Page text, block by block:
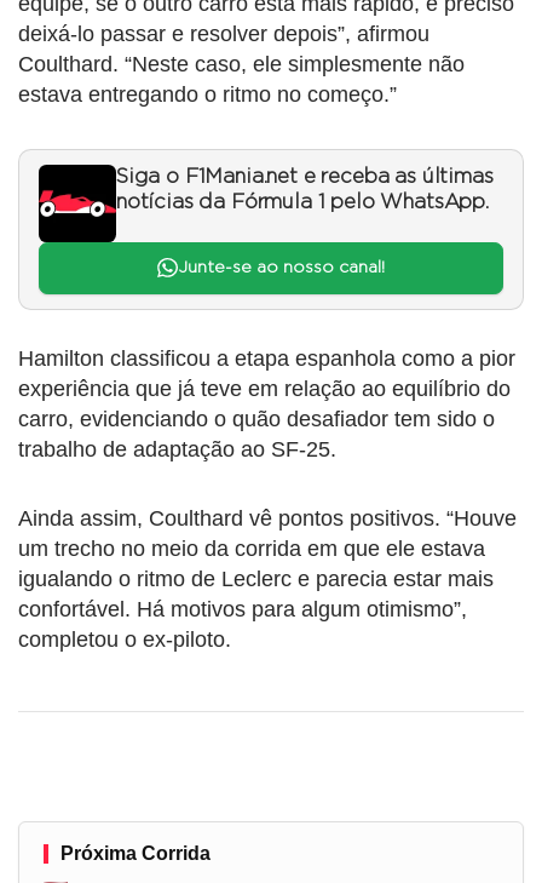
deixá-lo passar e resolver depois”, afirmou
Coulthard. “Neste caso, ele simplesmente não
estava entregando o ritmo no começo.”
Siga o F1Mania.net e receba as últimas
notícias da Fórmula 1 pelo WhatsApp.
Junte-se ao nosso canal!
Hamilton classificou a etapa espanhola como a pior
experiência que já teve em relação ao equilíbrio do
carro, evidenciando o quão desafiador tem sido o
trabalho de adaptação ao SF-25.
Ainda assim, Coulthard vê pontos positivos. “Houve
um trecho no meio da corrida em que ele estava
igualando o ritmo de Leclerc e parecia estar mais
confortável. Há motivos para algum otimismo”,
completou o ex-piloto.
Próxima Corrida